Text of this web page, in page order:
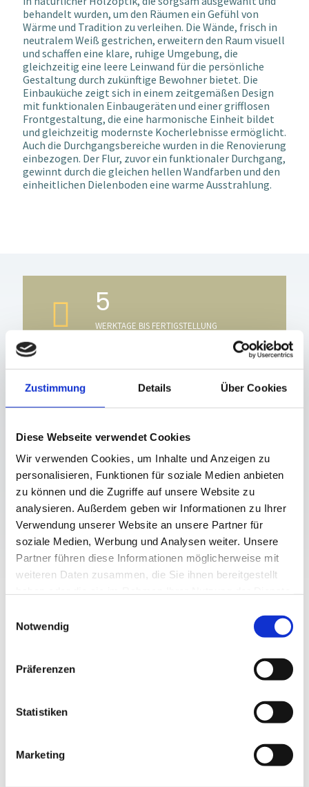
Zustimmung Details Über Cookies
Diese Webseite verwendet Cookies
Wir verwenden Cookies, um Inhalte und Anzeigen zu
personalisieren, Funktionen für soziale Medien anbieten
zu können und die Zugriffe auf unsere Website zu
analysieren. Außerdem geben wir Informationen zu Ihrer
Verwendung unserer Website an unsere Partner für
soziale Medien, Werbung und Analysen weiter. Unsere
Partner führen diese Informationen möglicherweise mit
weiteren Daten zusammen, die Sie ihnen bereitgestellt
Notwendig
Präferenzen
Statistiken
Marketing
behandelt wurden, um den Räumen ein Gefühl von
Wärme und Tradition zu verleihen. Die Wände, frisch in
neutralem Weiß gestrichen, erweitern den Raum visuell
und schaffen eine klare, ruhige Umgebung, die
gleichzeitig eine leere Leinwand für die persönliche
Gestaltung durch zukünftige Bewohner bietet. Die
Einbauküche zeigt sich in einem zeitgemäßen Design
mit funktionalen Einbaugeräten und einer grifflosen
Frontgestaltung, die eine harmonische Einheit bildet
und gleichzeitig modernste Kocherlebnisse ermöglicht.
Auch die Durchgangsbereiche wurden in die Renovierung
einbezogen. Der Flur, zuvor ein funktionaler Durchgang,
gewinnt durch die gleichen hellen Wandfarben und den
einheitlichen Dielenboden eine warme Ausstrahlung.
5
WERKTAGE BIS FERTIGSTELLUNG
4
100%
TRANSPARENTE KOSTEN
modernisiert. Sie ist nun mit hochwertigen Oberflächen und Materialien
ausgestattet, die sowohl in der Anwendung überzeugen als auch visuell
ansprechen und dabei Langlebigkeit und Pflegeleichtigkeit versprechen.